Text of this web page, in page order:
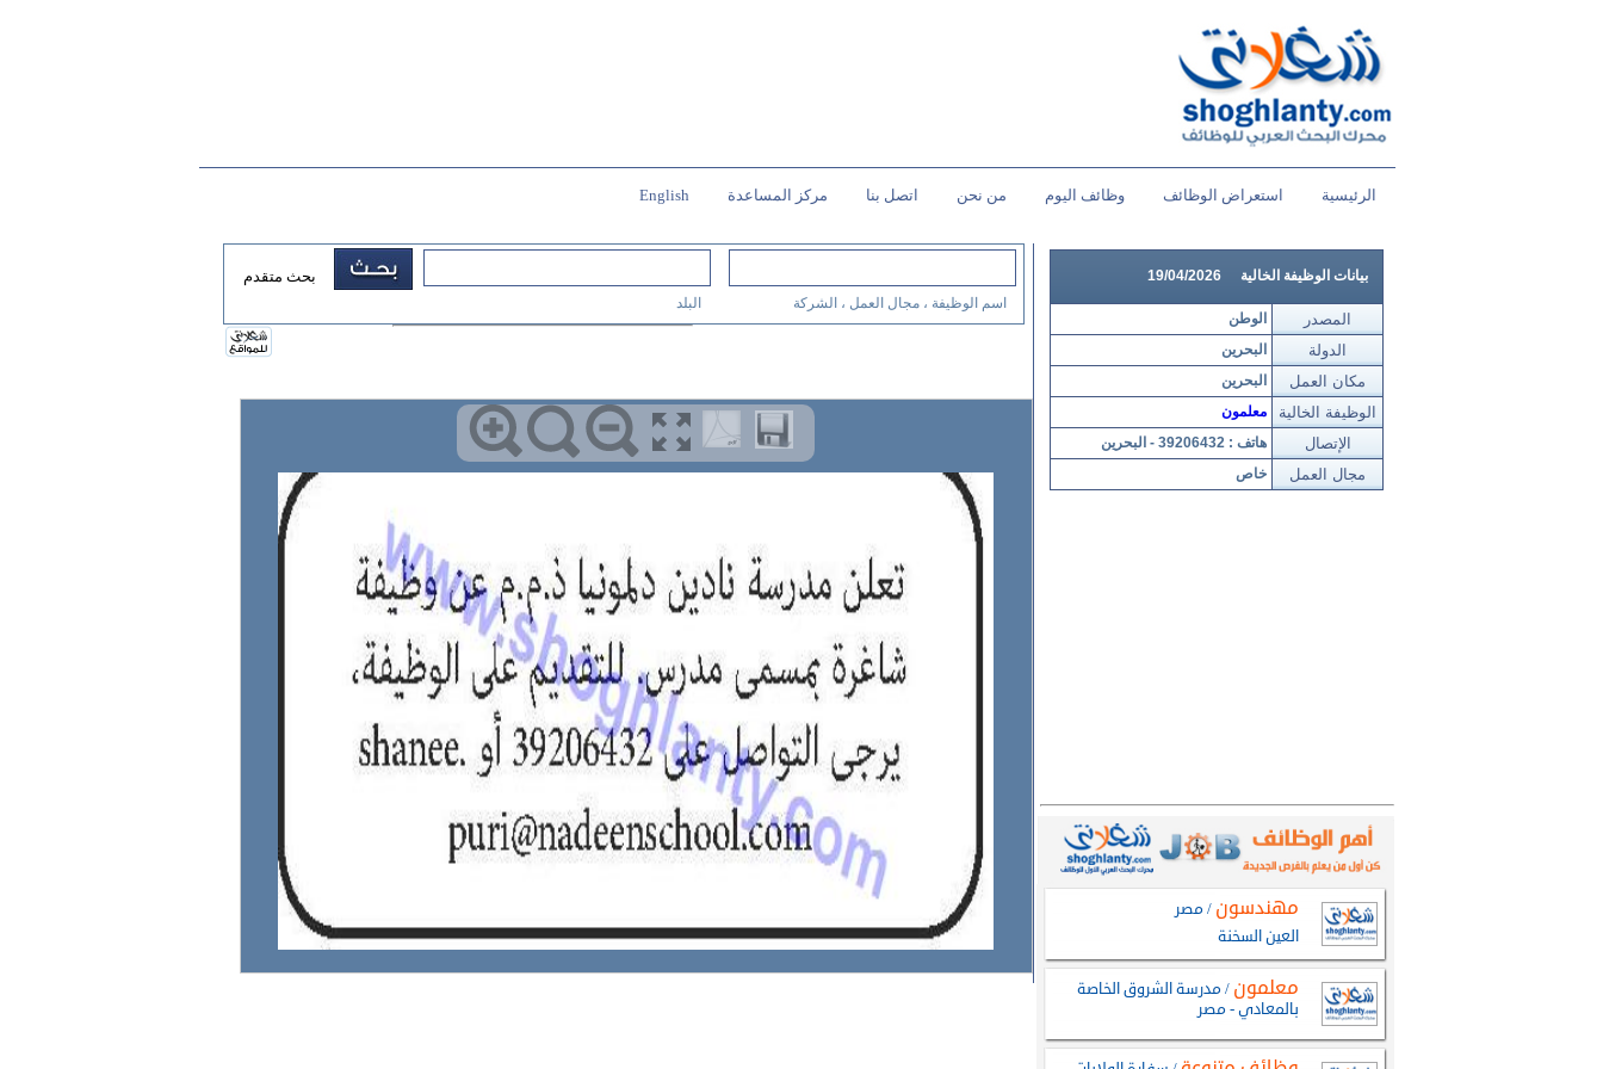
الرئيسية استعراض الوظائف وظائف اليوم من نحن اتصل بنا مركز المساعدة English
بيانات الوظيفة الخالية 19/04/2026
الوطن المصدر
البحرين الدولة
البحرين مكان العمل
معلمون الوظيفة الخالية
هاتف : 39206432 - البحرين الإتصال
خاص مجال العمل
اسم الوظيفة ، مجال العمل ، الشركة البلد
بحث متقدم